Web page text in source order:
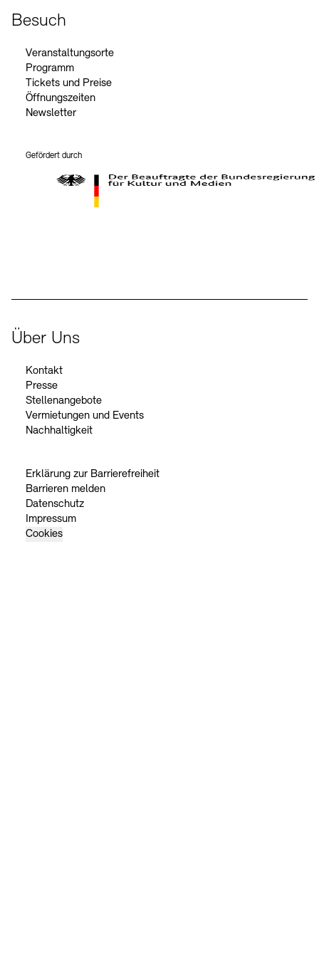
Besuch
Veranstaltungsorte
Programm
Tickets und Preise
Öffnungszeiten
Newsletter
Gefördert durch
Über Uns
Kontakt
Presse
Stellenangebote
Vermietungen und Events
Nachhaltigkeit
Erklärung zur Barrierefreiheit
Barrieren melden
Datenschutz
Impressum
Cookies